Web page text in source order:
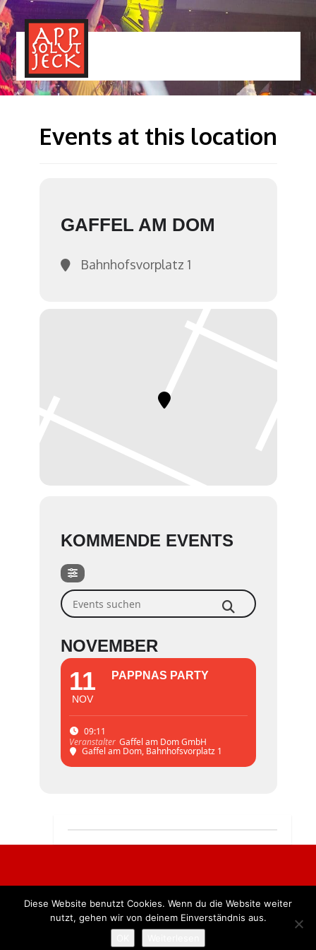
Events at this location
GAFFEL AM DOM
Bahnhofsvorplatz 1
KOMMENDE EVENTS
Events suchen
NOVEMBER
09:11
Veranstalter Gaffel am Dom GmbH
Gaffel am Dom, Bahnhofsvorplatz 1
11
NOV
PAPPNAS PARTY
Alle Rechte vorbehalten. BKB Verlag GmbH
Diese Website benutzt Cookies. Wenn du die Website weiter
nutzt, gehen wir von deinem Einverständnis aus.